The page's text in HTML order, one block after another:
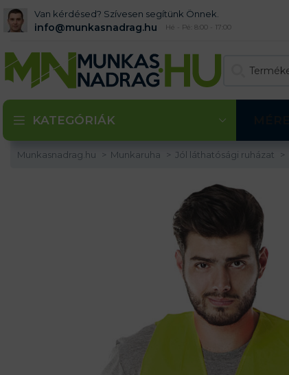
Van kérdésed? Szívesen segítünk Önnek.
info@munkasnadrag.hu Hé - Pé: 8:00 - 17:00
KATEGÓRIÁK
Munkasnadrag.hu Munkaruha Jól láthatósági ruházat